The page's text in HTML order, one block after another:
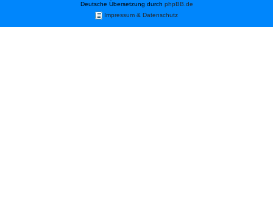
Deutsche Übersetzung durch phpBB.de
Impressum & Datenschutz